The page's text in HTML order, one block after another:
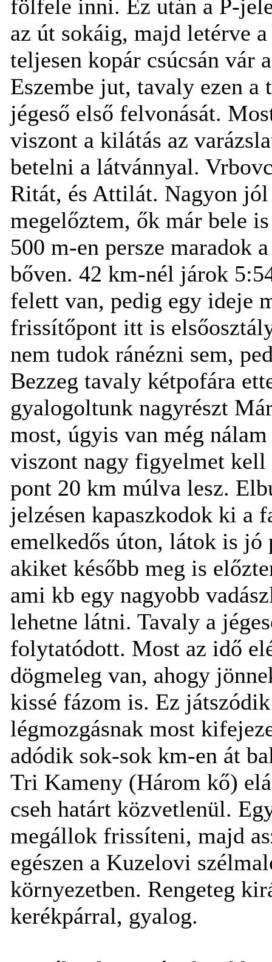
fölfele inni. Ez után a P-
az út sokáig, majd letérve
teljesen kopár csúcsán vár
Eszembe jut, tavaly ezen
jégeső első felvonását.
viszont a kilátás az
betelni a látvánnyal.
Ritát, és Attilát. Nagyon
megelőztem, ők már bele
500 m-en persze maradok
bőven. 42 km-nél járok
felett van, pedig egy ideje
frissítőpont itt is
nem tudok ránézni sem,
Bezzeg tavaly kétpofára
gyalogoltunk nagyrészt
most, úgyis van még
viszont nagy figyelmet
pont 20 km múlva lesz.
jelzésen kapaszkodok ki a
emelkedős úton, látok is jó
akiket később meg is
ami kb egy nagyobb
lehetne látni. Tavaly a
folytatódott. Most az idő
dögmeleg van, ahogy
kissé fázom is. Ez
légmozgásnak most
adódik sok-sok km-en át
Tri Kameny (Három kő)
cseh határt közvetlenül.
megállok frissíteni, majd
egészen a Kuzelovi
környezetben. Rengeteg
kerékpárral, gyalog.